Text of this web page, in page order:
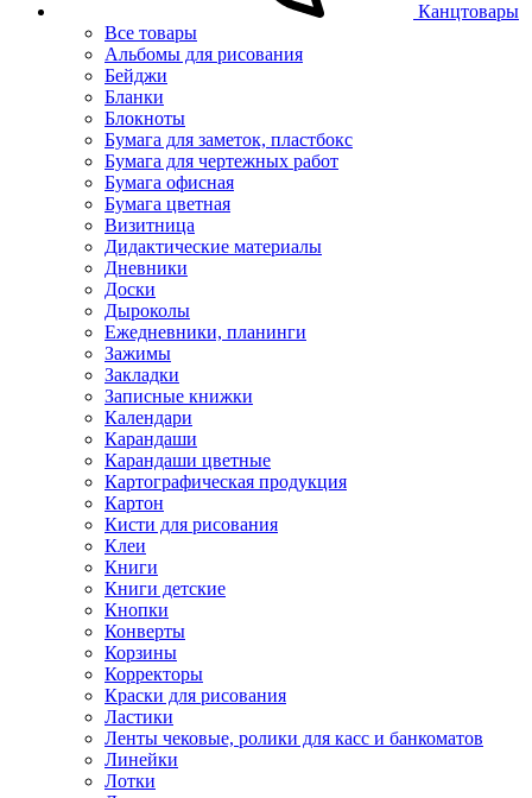
Канцтовары
Все товары
Альбомы для рисования
Бейджи
Бланки
Блокноты
Бумага для заметок, пластбокс
Бумага для чертежных работ
Бумага офисная
Бумага цветная
Визитница
Дидактические материалы
Дневники
Доски
Дыроколы
Ежедневники, планинги
Зажимы
Закладки
Записные книжки
Календари
Карандаши
Карандаши цветные
Картографическая продукция
Картон
Кисти для рисования
Клеи
Книги
Книги детские
Кнопки
Конверты
Корзины
Корректоры
Краски для рисования
Ластики
Ленты чековые, ролики для касс и банкоматов
Линейки
Лотки